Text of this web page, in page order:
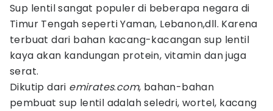
Sup lentil sangat populer di beberapa negara di
Timur Tengah seperti Yaman, Lebanon,dll. Karena
terbuat dari bahan kacang-kacangan sup lentil
kaya akan kandungan protein, vitamin dan juga
serat.
Dikutip dari emirates.com, bahan-bahan
pembuat sup lentil adalah seledri, wortel, kacang